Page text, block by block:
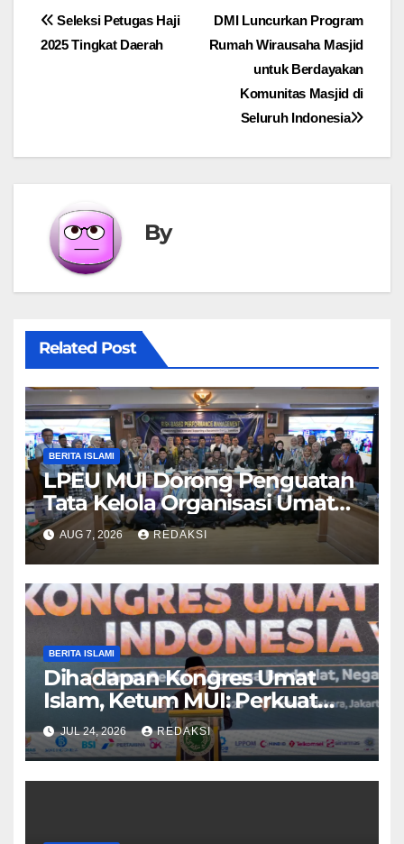
Post
navigation
DMI Luncurkan Program
Rumah Wirausaha Masjid
untuk Berdayakan
Komunitas Masjid di
Seluruh Indonesia
Seleksi Petugas Haji
2025 Tingkat Daerah
By
Related Post
BERITA ISLAMI
LPEU MUI Dorong Penguatan
Tata Kelola Organisasi Umat
Lebih Profesional
AUG 7, 2026 REDAKSI
BERITA ISLAMI
Dihadapan Kongres Umat
Islam, Ketum MUI: Perkuat
Ekonomi Syariah dan Tolak
LGBT
JUL 24, 2026 REDAKSI